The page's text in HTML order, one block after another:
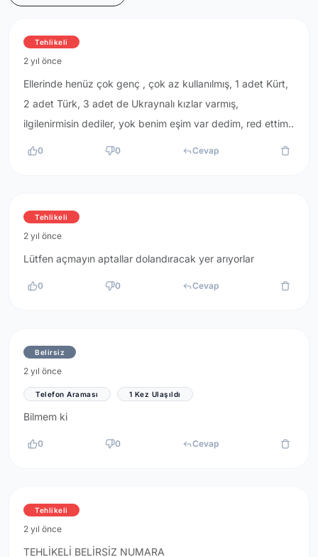
Tehlikeli
2 yıl önce
Ellerinde henüz çok genç , çok az kullanılmış, 1 adet Kürt,
2 adet Türk, 3 adet de Ukraynalı kızlar varmış,
ilgilenirmisin dediler, yok benim eşim var dedim, red ettim..
0 0 Cevap
Tehlikeli
2 yıl önce
Lütfen açmayın aptallar dolandıracak yer arıyorlar
0 0 Cevap
Belirsiz
2 yıl önce
Telefon Araması 1 Kez Ulaşıldı
Bilmem ki
0 0 Cevap
Tehlikeli
2 yıl önce
TEHLİKELİ BELİRSİZ NUMARA